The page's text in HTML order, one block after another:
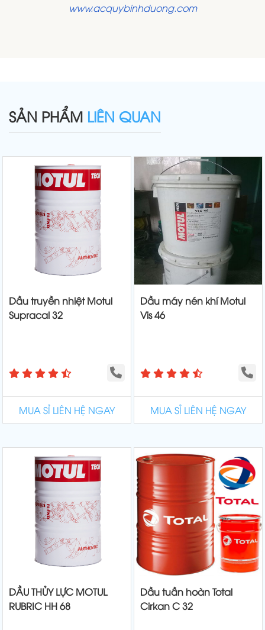
www.acquybinhduong.com
SẢN PHẨM LIÊN QUAN
Dầu truyền nhiệt Motul
Supracal 32
MUA SỈ LIÊN HỆ NGAY
Dầu máy nén khí Motul
Vis 46
MUA SỈ LIÊN HỆ NGAY
DẦU THỦY LỰC MOTUL
RUBRIC HH 68
Dầu tuần hoàn Total
Cirkan C 32